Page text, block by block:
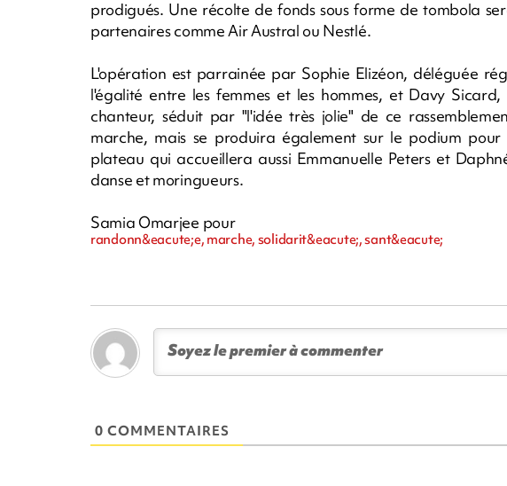
prodigués. Une récolte de fonds sous forme de tombola
partenaires comme Air Austral ou Nestlé.
L'opération est parrainée par Sophie Elizéon, déléguée
l'égalité entre les femmes et les hommes, et Davy
chanteur, séduit par "l'idée très jolie" de ce
marche, mais se produira également sur le podium
plateau qui accueillera aussi Emmanuelle Peters et
danse et moringueurs.
Samia Omarjee pour
randonn&eacute;e, marche, solidarit&eacute;, sant&eacute;
0 COMMENTAIRES